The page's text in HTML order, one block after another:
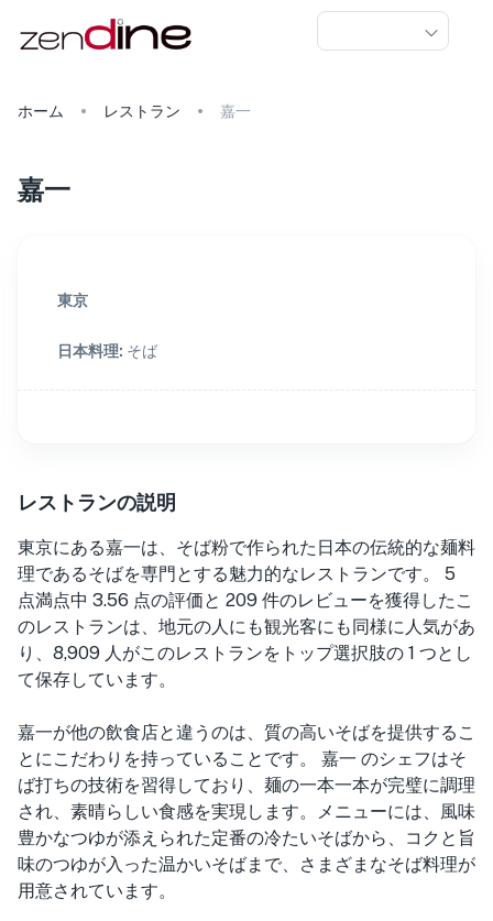
ホーム レストラン 嘉一
嘉一
東京
日本料理: そば
レストランの説明
東京にある嘉一は、そば粉で作られた日本の伝統的な麺料
理であるそばを専門とする魅力的なレストランです。 5
点満点中 3.56 点の評価と 209 件のレビューを獲得したこ
のレストランは、地元の人にも観光客にも同様に人気があ
り、8,909 人がこのレストランをトップ選択肢の 1 つとし
て保存しています。
嘉一が他の飲食店と違うのは、質の高いそばを提供するこ
とにこだわりを持っていることです。 嘉一 のシェフはそ
ば打ちの技術を習得しており、麺の一本一本が完璧に調理
され、素晴らしい食感を実現します。メニューには、風味
豊かなつゆが添えられた定番の冷たいそばから、コクと旨
味のつゆが入った温かいそばまで、さまざまなそば料理が
用意されています。